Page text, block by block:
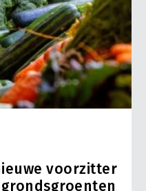
voorzitter